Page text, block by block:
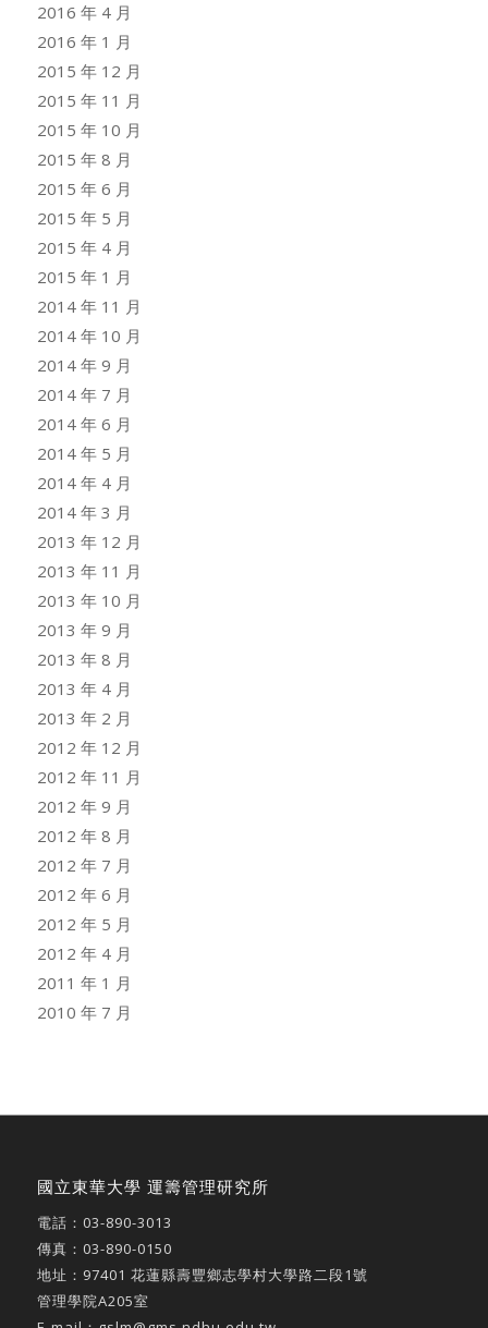
2016 年 4 月
2016 年 1 月
2015 年 12 月
2015 年 11 月
2015 年 10 月
2015 年 8 月
2015 年 6 月
2015 年 5 月
2015 年 4 月
2015 年 1 月
2014 年 11 月
2014 年 10 月
2014 年 9 月
2014 年 7 月
2014 年 6 月
2014 年 5 月
2014 年 4 月
2014 年 3 月
2013 年 12 月
2013 年 11 月
2013 年 10 月
2013 年 9 月
2013 年 8 月
2013 年 4 月
2013 年 2 月
2012 年 12 月
2012 年 11 月
2012 年 9 月
2012 年 8 月
2012 年 7 月
2012 年 6 月
2012 年 5 月
2012 年 4 月
2011 年 1 月
2010 年 7 月
國立東華大學 運籌管理研究所
電話： 03-890-3013
傳真：03-890-0150
地址： 97401 花蓮縣壽豐鄉志學村大學路二段1號
管理學院A205室